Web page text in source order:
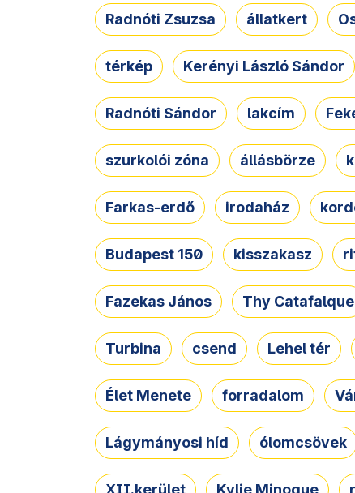
Radnóti Zsuzsa állatkert
térkép Kerényi László Sándor
Radnóti Sándor lakcím
szurkolói zóna állásbörze
Farkas-erdő irodaház
Budapest 150 kisszakasz
Fazekas János Thy Catafalque
Turbina csend Lehel tér
Élet Menete forradalom
Lágymányosi híd ólomcsövek
XII.kerület Kylie Minogue